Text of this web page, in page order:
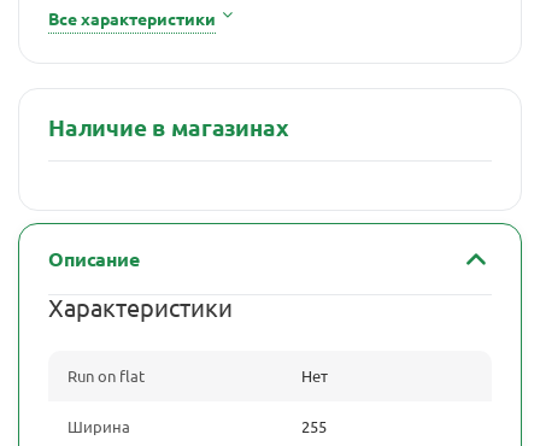
Все характеристики
Наличие в магазинах
Описание
Характеристики
Run on flat Нет
Ширина 255